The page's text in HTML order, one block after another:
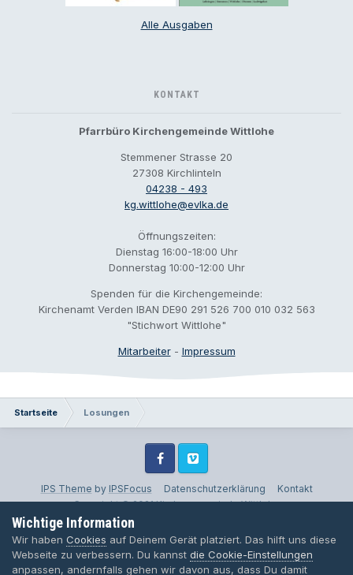
Alle Ausgaben
KONTAKT
Pfarrbüro Kirchengemeinde Wittlohe
Stemmener Strasse 20
27308 Kirchlinteln
04238 - 493
kg.wittlohe@evlka.de
Öffnungszeiten:
Dienstag 16:00-18:00 Uhr
Donnerstag 10:00-12:00 Uhr
Spenden für die Kirchengemeinde:
Kirchenamt Verden IBAN DE90 291 526 700 010 032 563
"Stichwort Wittlohe"
Mitarbeiter- Impressum
Startseite Losungen
IPS Theme by IPSFocus Datenschutzerklärung Kontakt
FacebookVimeo
Copyright © 2021 Kirchengemeinde Wittlohe
Powered by Invision Community
Wichtige Information
Wir haben Cookies auf Deinem Gerät platziert. Das hilft uns diese
Webseite zu verbessern. Du kannst die Cookie-Einstellungen
anpassen, andernfalls gehen wir davon aus, dass Du damit